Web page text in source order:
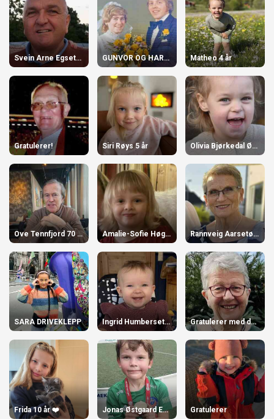
Svein Arne Egseth, 70 år GUNVOR OG HARALD Matheo 4 år
Gratulerer! Siri Røys 5 år Olivia Bjørkedal Øvstegård 3 år
Ove Tennfjord 70 år! Amalie-Sofie Høgstøyl-Torvik 4 år Rannveig Aarsetøy 80 år!
SARA DRIVEKLEPP Ingrid Humberset Urke Gratulerer med dagen, Reidun Å. Bjørlykke!
Frida 10 år ❤️ Jonas Østgaard Engjaberg 8 år. Gratulerer